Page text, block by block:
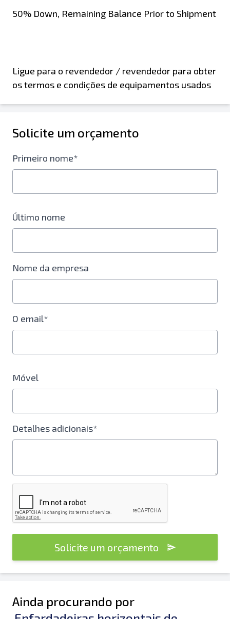
50% Down, Remaining Balance Prior to Shipment
Ligue para o revendedor / revendedor para obter
os termos e condições de equipamentos usados
Solicite um orçamento
Primeiro nome*
Último nome
Nome da empresa
O email*
Móvel
Detalhes adicionais*
Solicite um orçamento
Ainda procurando por